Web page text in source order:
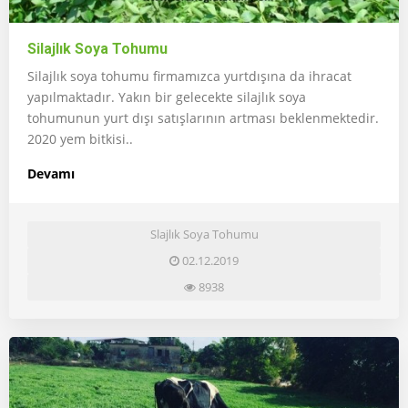
Silajlık Soya Tohumu
Silajlık soya tohumu firmamızca yurtdışına da ihracat
yapılmaktadır. Yakın bir gelecekte silajlık soya
tohumunun yurt dışı satışlarının artması beklenmektedir.
2020 yem bitkisi..
Devamı
Slajlık Soya Tohumu
02.12.2019
8938